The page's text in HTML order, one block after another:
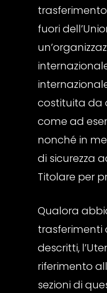
fuori
costituita da
come ad
nonché in
di sicurezza
Titolare per
Qualora
trasferimenti
descritti,
riferimento
sezioni di